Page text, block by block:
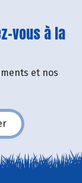
vous à la
et nos